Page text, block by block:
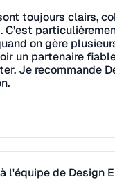
toujours clairs,
C’est
on gère
un partenaire
Je recommande
l'équipe de Design